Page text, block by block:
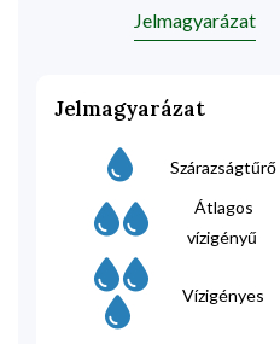
Jelmagyarázat
Jelmagyarázat
Szárazságtűrő
Átlagos
vízigényű
Vízigényes